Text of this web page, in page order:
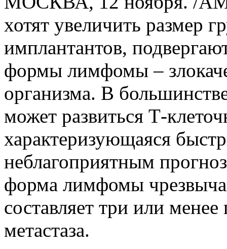
хотят увеличить размер
имплантантов,
формы лимфомы –
организма. В
может развиться Т-
характеризующаяся
неблагоприятным
форма лимфомы
составляет три или
метастаза.